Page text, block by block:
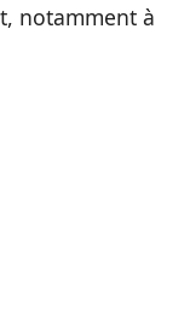
notamment à